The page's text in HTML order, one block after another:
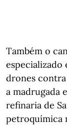
Também o
especializado
drones
a madrugada
refinaria de
petroquímica